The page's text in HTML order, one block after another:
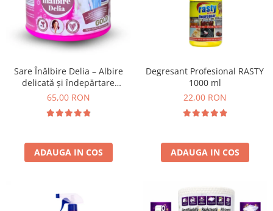
Insecticide
Dezinfectante
Absorbanti de Umiditate & Rezerve
Bioactivatori & Tratamente Fose
Septice
Manusi Protectie
Solutii curatare mobila
Ceaiuri
Cosmetice
Vopsea Par
Ingrijire Par
Ingrijire corp
Ingrijire maini
Ingrijire picioare
Îngrijire Ten
Curatare Intretinere Incaltaminte
Sare Înălbire Delia – Albire
delicată și îndepărtare
eficientă a petelor 500 g
65,00 RON
ADAUGA IN COS
Degresant Profesional RASTY
1000 ml
22,00 RON
ADAUGA IN COS